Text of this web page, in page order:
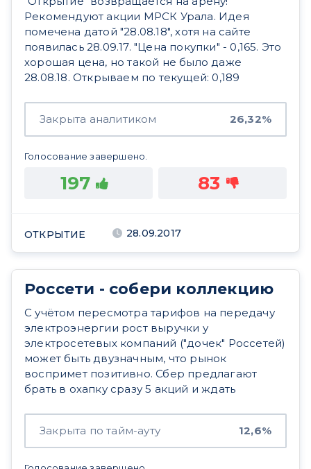
Рекомендуют акции МРСК Урала. Идея
помечена датой "28.08.18", хотя на сайте
появилась 28.09.17. "Цена покупки" - 0,165. Это
хорошая цена, но такой не было даже
28.08.18. Открываем по текущей: 0,189
Закрыта аналитиком 26,32%
Голосование завершено.
197 83
ОТКРЫТИЕ 28.09.2017
Россети - собери коллекцию
С учётом пересмотра тарифов на передачу
электроэнергии рост выручки у
электросетевых компаний ("дочек" Россетей)
может быть двузначным, что рынок
воспримет позитивно. Сбер предлагают
брать в охапку сразу 5 акций и ждать
Закрыта по тайм-ауту 12,6%